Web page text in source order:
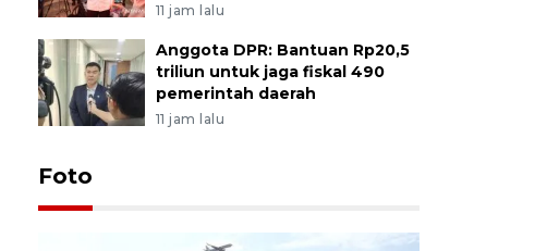
11 jam lalu
Anggota DPR: Bantuan Rp20,5
triliun untuk jaga fiskal 490
pemerintah daerah
11 jam lalu
Foto